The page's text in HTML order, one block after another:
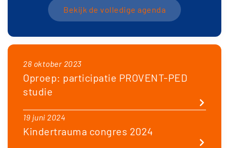
Bekijk de volledige agenda
28 oktober 2023
Oproep: participatie PROVENT-PED
studie
19 juni 2024
Kindertrauma congres 2024